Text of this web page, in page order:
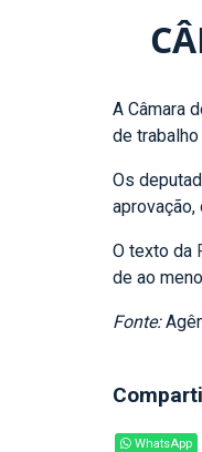
A Câmara
de
Os
O texto da
de ao
Fonte:
WhatsApp